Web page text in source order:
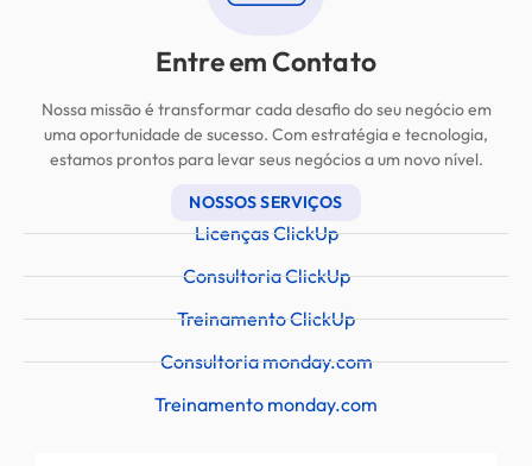
Entre em Contato
Nossa missão é transformar cada desafio do seu negócio em
uma oportunidade de sucesso. Com estratégia e tecnologia,
estamos prontos para levar seus negócios a um novo nível.
NOSSOS SERVIÇOS
Licenças ClickUp
Consultoria ClickUp
Treinamento ClickUp
Consultoria monday.com
Treinamento monday.com